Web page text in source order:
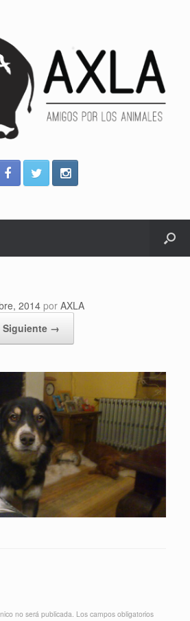
2014por AXLA
Siguiente →
no será publicada. Los campos obligatorios